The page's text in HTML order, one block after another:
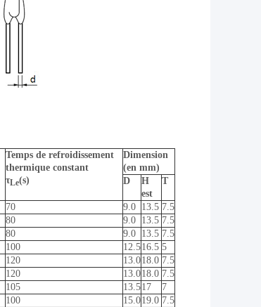
Temps de refroidissement
thermique constant
τLe(s)
Dimension
(en mm)
D
H
est
T
70 9.0 13.5 7.5
80 9.0 13.5 7.5
80 9.0 13.5 7.5
100 12.516.5 5
120 13.018.0 7.5
120 13.018.0 7.5
105 13.517
7
100 15.019.0 7.5